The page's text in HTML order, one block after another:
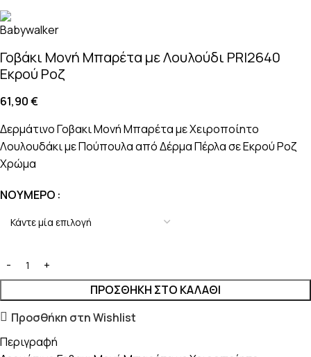
Γοβάκι Μονή Μπαρέτα με Λουλούδι PRI2640
Εκρού Ροζ
61,90€
Δερμάτινο Γοβακι Μονή Μπαρέτα με Χειροποίητο
Λουλουδάκι με Πούπουλα από Δέρμα Πέρλα σε Εκρού Ροζ
Χρώμα
ΝΟΎΜΕΡΟ
ΠΡΟΣΘΉΚΗ ΣΤΟ ΚΑΛΆΘΙ
Προσθήκη στη Wishlist
Περιγραφή